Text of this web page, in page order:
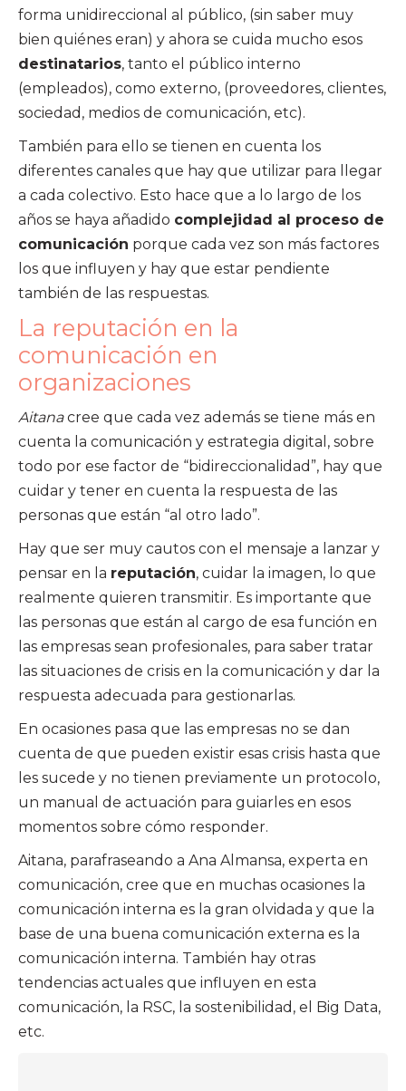
forma unidireccional al público, (sin saber muy
bien quiénes eran) y ahora se cuida mucho esos
destinatarios, tanto el público interno
(empleados), como externo, (proveedores, clientes,
sociedad, medios de comunicación, etc).
También para ello se tienen en cuenta los
diferentes canales que hay que utilizar para llegar
a cada colectivo. Esto hace que a lo largo de los
años se haya añadido complejidad al proceso de
comunicación porque cada vez son más factores
los que influyen y hay que estar pendiente
también de las respuestas.
La reputación en la
comunicación en
organizaciones
Aitanacree que cada vez además se tiene más en
cuenta la comunicación y estrategia digital, sobre
todo por ese factor de “bidireccionalidad”, hay que
cuidar y tener en cuenta la respuesta de las
personas que están “al otro lado”.
Hay que ser muy cautos con el mensaje a lanzar y
pensar en la reputación, cuidar la imagen, lo que
realmente quieren transmitir. Es importante que
las personas que están al cargo de esa función en
las empresas sean profesionales, para saber tratar
las situaciones de crisis en la comunicación y dar la
respuesta adecuada para gestionarlas.
En ocasiones pasa que las empresas no se dan
cuenta de que pueden existir esas crisis hasta que
les sucede y no tienen previamente un protocolo,
un manual de actuación para guiarles en esos
momentos sobre cómo responder.
Aitana, parafraseando a Ana Almansa, experta en
comunicación, cree que en muchas ocasiones la
comunicación interna es la gran olvidada y que la
base de una buena comunicación externa es la
comunicación interna. También hay otras
tendencias actuales que influyen en esta
comunicación, la RSC, la sostenibilidad, el Big Data,
etc.